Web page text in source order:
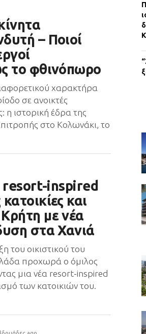
– Ποιοί
το φθινόπωρο
χαρακτήρα
σε ανοικτές
η ιστορική έδρα της
στο Κολωνάκι, το
resort-inspired
και
με νέα
στα Χανιά
του οικιστικού του
προχωρά ο όμιλος
μια νέα resort-inspired
των κατοικιών του.